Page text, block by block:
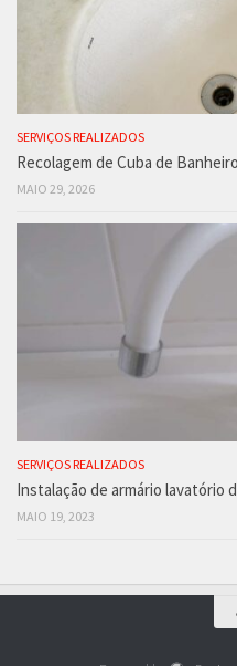
SERVIÇOS REALIZADOS
Recolagem de Cuba de Banheiro
MAIO 29, 2026
SERVIÇOS REALIZADOS
Instalação de armário lavatório
MAIO 19, 2023